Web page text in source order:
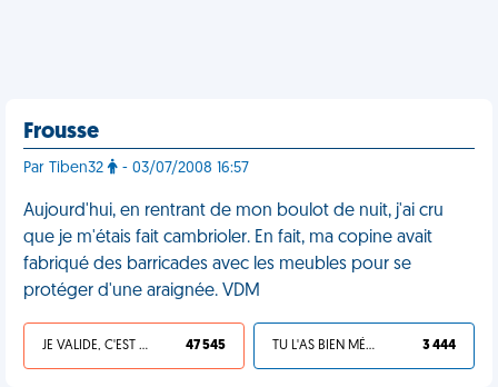
Frousse
Par Tiben32 - 03/07/2008 16:57
Aujourd'hui, en rentrant de mon boulot de nuit, j'ai cru
que je m'étais fait cambrioler. En fait, ma copine avait
fabriqué des barricades avec les meubles pour se
protéger d'une araignée. VDM
JE VALIDE, C'EST UNE VDM 47 545 TU L'AS BIEN MÉRITÉ 3 444